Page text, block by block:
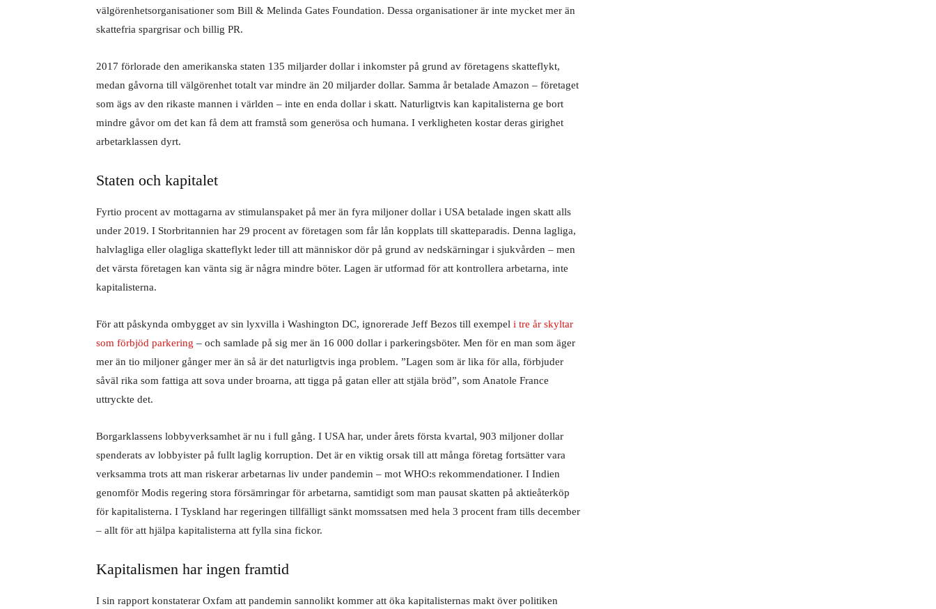
välgörenhetsorganisationer som Bill & Melinda Gates Foundation. Dessa organisationer är inte mycket mer än
skattefria spargrisar och billig PR.
2017 förlorade den amerikanska staten 135 miljarder dollar i inkomster på grund av företagens skatteflykt,
medan gåvorna till välgörenhet totalt var mindre än 20 miljarder dollar. Samma år betalade Amazon – företaget
som ägs av den rikaste mannen i världen – inte en enda dollar i skatt. Naturligtvis kan kapitalisterna ge bort
mindre gåvor om det kan få dem att framstå som generösa och humana. I verkligheten kostar deras girighet
arbetarklassen dyrt.
Staten och kapitalet
Fyrtio procent av mottagarna av stimulanspaket på mer än fyra miljoner dollar i USA betalade ingen skatt alls
under 2019. I Storbritannien har 29 procent av företagen som får lån kopplats till skatteparadis. Denna lagliga,
halvlagliga eller olagliga skatteflykt leder till att människor dör på grund av nedskärningar i sjukvården – men
det värsta företagen kan vänta sig är några mindre böter. Lagen är utformad för att kontrollera arbetarna, inte
kapitalisterna.
För att påskynda ombygget av sin lyxvilla i Washington DC, ignorerade Jeff Bezos till exempel i tre år skyltar
som förbjöd parkering – och samlade på sig mer än 16 000 dollar i parkeringsböter. Men för en man som äger
mer än tio miljoner gånger mer än så är det naturligtvis inga problem. ”Lagen som är lika för alla, förbjuder
såväl rika som fattiga att sova under broarna, att tigga på gatan eller att stjäla bröd”, som Anatole France
uttryckte det.
Borgarklassens lobbyverksamhet är nu i full gång. I USA har, under årets första kvartal, 903 miljoner dollar
spenderats av lobbyister på fullt laglig korruption. Det är en viktig orsak till att många företag fortsätter vara
verksamma trots att man riskerar arbetarnas liv under pandemin – mot WHO:s rekommendationer. I Indien
genomför Modis regering stora försämringar för arbetarna, samtidigt som man pausat skatten på aktieåterköp
för kapitalisterna. I Tyskland har regeringen tillfälligt sänkt momssatsen med hela 3 procent fram tills december
– allt för att hjälpa kapitalisterna att fylla sina fickor.
Kapitalismen har ingen framtid
I sin rapport konstaterar Oxfam att pandemin sannolikt kommer att öka kapitalisternas makt över politiken